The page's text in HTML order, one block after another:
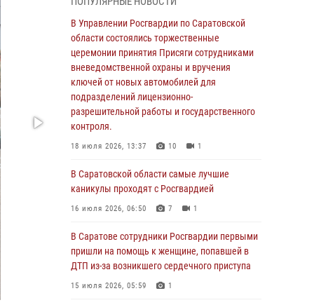
В Саратовской области сотрудники
Росгвардии помогли вернуться домой
потерявшейся пенсионерке
21 июля 2026, 10:38
В Управлении Росгвардии по Саратовской
области состоялись торжественные
церемонии принятия Присяги сотрудниками
вневедомственной охраны и вручения
ключей от новых автомобилей для
разрешительной работы и государственного
18 июля 2026, 13:37 10 1
В Саратовской области самые лучшие
16 июля 2026, 06:50 7 1
В Управлении Росгвардии по Саратовской
области состоялись торжественные
церемонии принятия Присяги сотрудниками
вневедомственной охраны и вручения
ключей от новых автомобилей для
подразделений лицензионно-
разрешительной работы и государственного
контроля.
18 июля 2026, 13:37 10 1
В Саратовской области самые лучшие
каникулы проходят с Росгвардией
16 июля 2026, 06:50 7 1
В Саратове сотрудники Росгвардии первыми
пришли на помощь к женщине, попавшей в
ДТП из-за возникшего сердечного приступа
15 июля 2026, 05:59 1